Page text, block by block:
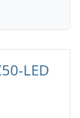
LED